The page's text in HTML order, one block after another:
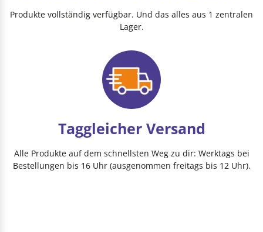
Produkte vollständig verfügbar. Und das alles aus 1 zentralen
Lager.
Taggleicher Versand
Alle Produkte auf dem schnellsten Weg zu dir: Werktags bei
Bestellungen bis 16 Uhr (ausgenommen freitags bis 12 Uhr).